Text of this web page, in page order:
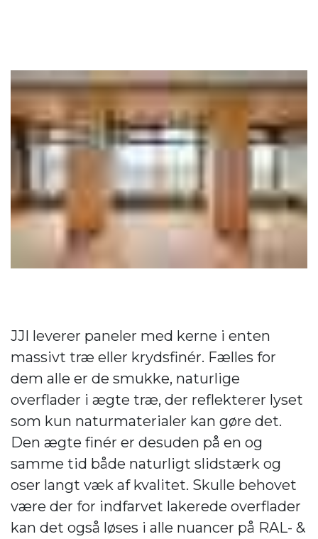
JJI leverer paneler med kerne i enten
massivt træ eller krydsfinér. Fælles for
dem alle er de smukke, naturlige
overflader i ægte træ, der reflekterer lyset
som kun naturmaterialer kan gøre det.
Den ægte finér er desuden på en og
samme tid både naturligt slidstærk og
oser langt væk af kvalitet. Skulle behovet
være der for indfarvet lakerede overflader
kan det også løses i alle nuancer på RAL- &